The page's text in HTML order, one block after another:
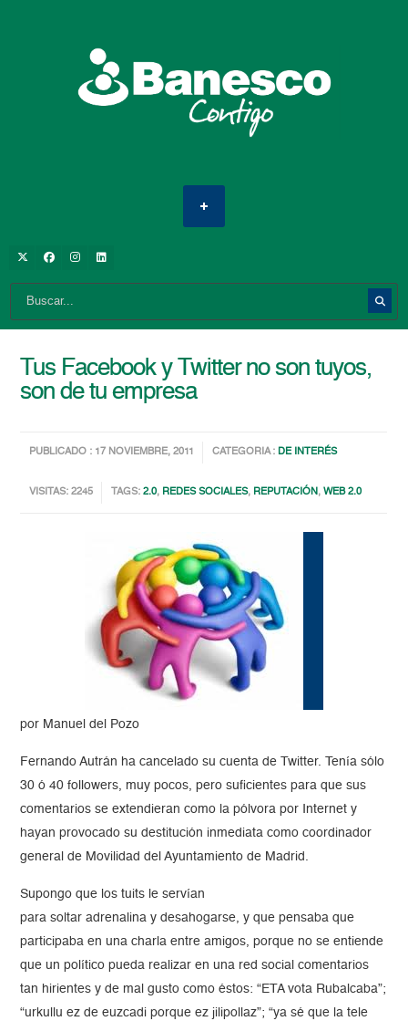
Tus Facebook y Twitter no son tuyos,
son de tu empresa
PUBLICADO : 17 NOVIEMBRE, 2011 CATEGORIA :DE INTERÉS
VISITAS: 2245 TAGS:2.0, REDES SOCIALES, REPUTACIÓN,WEB 2.0
por Manuel del Pozo
Fernando Autrán ha cancelado su cuenta de Twitter. Tenía sólo
30 ó 40 followers, muy pocos, pero suficientes para que sus
comentarios se extendieran como la pólvora por Internet y
hayan provocado su destitución inmediata como coordinador
general de Movilidad del Ayuntamiento de Madrid.
Supongo que los tuits le servían
para soltar adrenalina y desahogarse, y que pensaba que
participaba en una charla entre amigos, porque no se entiende
que un político pueda realizar en una red social comentarios
tan hirientes y de mal gusto como éstos: “ETA vota Rubalcaba”;
“urkullu ez de euzcadi porque ez jilipollaz”; “ya sé que la tele